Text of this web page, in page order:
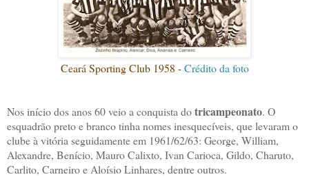
Ceará Sporting Club 1958 -Crédito da foto
Nos início dos anos 60 veio a conquista dotricampeonato. O
esquadrão preto e branco tinha nomes inesquecíveis, que levaram o
clube à vitória seguidamente em 1961/62/63: George, William,
Alexandre, Benício, Mauro Calixto, Ivan Carioca, Gildo, Charuto,
Carlito, Carneiro e Aloísio Linhares, dentre outros.